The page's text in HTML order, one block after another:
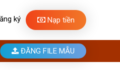
ký Nạp tiền
ĐĂNG FILE MẪU